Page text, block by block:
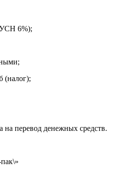
6%);
на перевод денежных средств.